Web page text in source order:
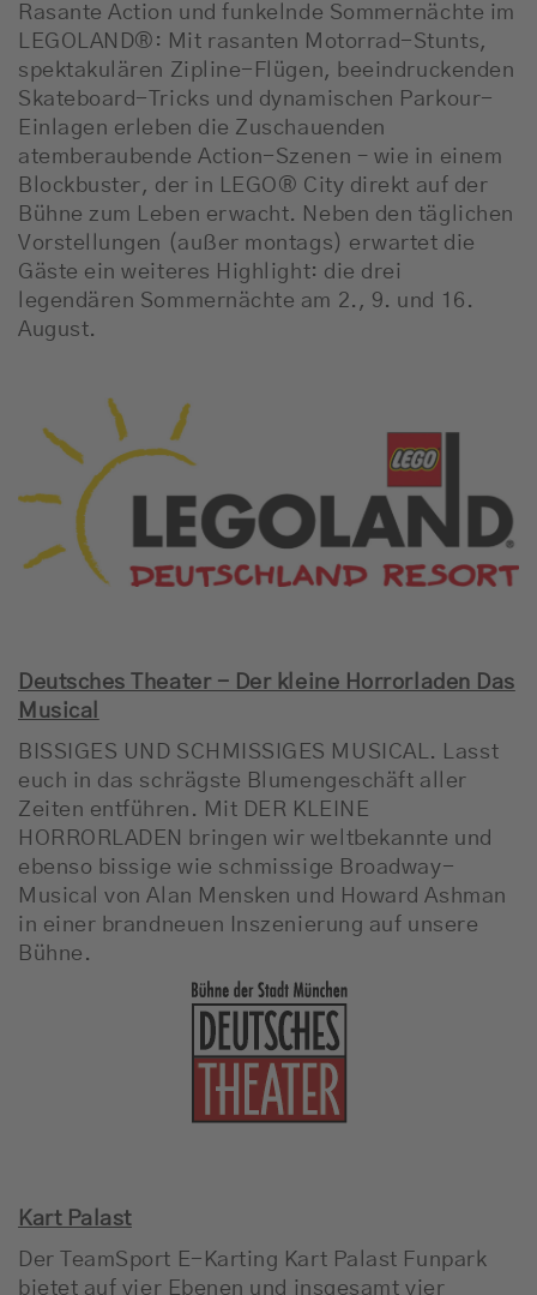
Rasante Action und funkelnde Sommernächte im
LEGOLAND®: Mit rasanten Motorrad-Stunts,
spektakulären Zipline-Flügen, beeindruckenden
Skateboard-Tricks und dynamischen Parkour-
Einlagen erleben die Zuschauenden
atemberaubende Action-Szenen – wie in einem
Blockbuster, der in LEGO® City direkt auf der
Bühne zum Leben erwacht. Neben den täglichen
Vorstellungen (außer montags) erwartet die
Gäste ein weiteres Highlight: die drei
legendären Sommernächte am 2., 9. und 16.
August.
Deutsches Theater - Der kleine Horrorladen Das
Musical
BISSIGES UND SCHMISSIGES MUSICAL. Lasst
euch in das schrägste Blumengeschäft aller
Zeiten entführen. Mit DER KLEINE
HORRORLADEN bringen wir weltbekannte und
ebenso bissige wie schmissige Broadway-
Musical von Alan Mensken und Howard Ashman
in einer brandneuen Inszenierung auf unsere
Bühne.
Kart Palast
Der TeamSport E-Karting Kart Palast Funpark
bietet auf vier Ebenen und insgesamt vier